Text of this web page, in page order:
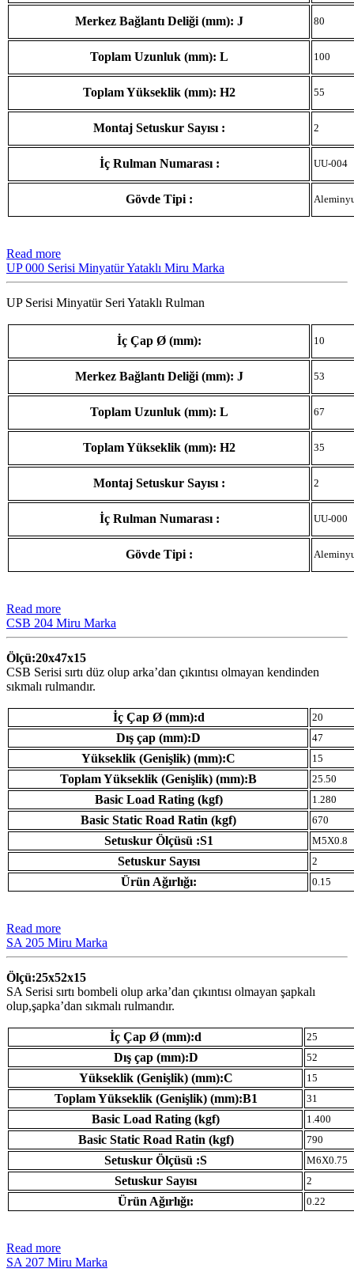
Merkez Bağlantı Deliği (mm): J 80
Toplam Uzunluk (mm): L 100
Toplam Yükseklik (mm): H2 55
Montaj Setuskur Sayısı : 2
İç Rulman Numarası : UU-004
Gövde Tipi :
Read more
UP 000 Serisi Minyatür Yataklı Miru Marka
UP Serisi Minyatür Seri Yataklı Rulman
İç Çap Ø (mm): 10
Merkez Bağlantı Deliği (mm): J 53
Toplam Uzunluk (mm): L 67
Toplam Yükseklik (mm): H2 35
Montaj Setuskur Sayısı : 2
İç Rulman Numarası : UU-000
Gövde Tipi :
Read more
CSB 204 Miru Marka
Ölçü:20x47x15
CSB Serisi sırtı düz olup arka’dan çıkıntısı olmayan kendinden
sıkmalı rulmandır.
İç Çap Ø (mm):d 20
Dış çap (mm):D 47
Yükseklik (Genişlik) (mm):C 15
Toplam Yükseklik (Genişlik) (mm):B 25.50
Basic Load Rating (kgf) 1.280
Basic Static Road Ratin (kgf) 670
Setuskur Ölçüsü :S1 M5X0.8
Setuskur Sayısı 2
Ürün Ağırlığı: 0.15
Read more
SA 205 Miru Marka
Ölçü:25x52x15
SA Serisi sırtı bombeli olup arka’dan çıkıntısı olmayan şapkalı
olup,şapka’dan sıkmalı rulmandır.
İç Çap Ø (mm):d 25
Dış çap (mm):D 52
Yükseklik (Genişlik) (mm):C 15
Toplam Yükseklik (Genişlik) (mm):B1 31
Basic Load Rating (kgf) 1.400
Basic Static Road Ratin (kgf) 790
Setuskur Ölçüsü :S M6X0.75
Setuskur Sayısı 2
Ürün Ağırlığı: 0.22
Read more
SA 207 Miru Marka